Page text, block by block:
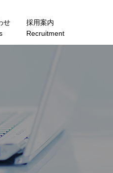
せ
採用案内
Recruitment